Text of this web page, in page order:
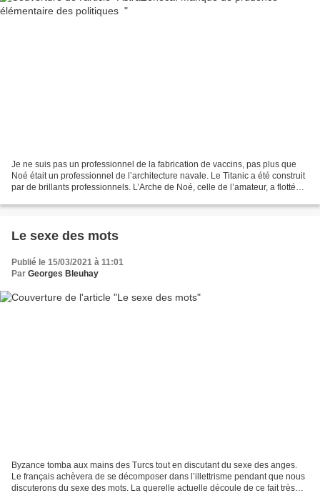
Je ne suis pas un professionnel de la fabrication de vaccins, pas plus que
Noé était un professionnel de l’architecture navale. Le Titanic a été construit
par de brillants professionnels. L’Arche de Noé, celle de l’amateur, a flotté
Le sexe des mots
Publié le 15/03/2021 à 11:01
Par Georges Bleuhay
Byzance tomba aux mains des Turcs tout en discutant du sexe des anges.
Le français achèvera de se décomposer dans l’illettrisme pendant que nous
discuterons du sexe des mots. La querelle actuelle découle de ce fait très